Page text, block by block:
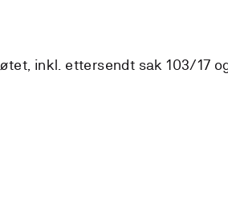
inkl. ettersendt sak 103/17